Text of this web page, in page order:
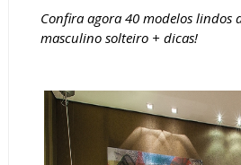
Confira agora 40 modelos lindos
masculino solteiro + dicas!